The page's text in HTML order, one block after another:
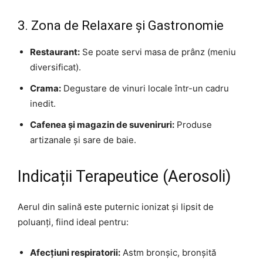
3. Zona de Relaxare și Gastronomie
Restaurant: Se poate servi masa de prânz (meniu
diversificat).
Crama: Degustare de vinuri locale într-un cadru
inedit.
Cafenea și magazin de suveniruri: Produse
artizanale și sare de baie.
Indicații Terapeutice (Aerosoli)
Aerul din salină este puternic ionizat și lipsit de
poluanți, fiind ideal pentru:
Afecțiuni respiratorii: Astm bronșic, bronșită